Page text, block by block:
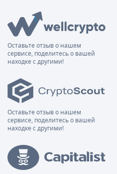
Оставьте отзыв о нашем
сервисе, поделитесь о вашей
находке с другими!
Оставьте отзыв о нашем
сервисе, поделитесь о вашей
находке с другими!